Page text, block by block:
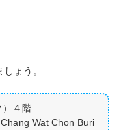
ょう。
）４階
Wat Chon Buri